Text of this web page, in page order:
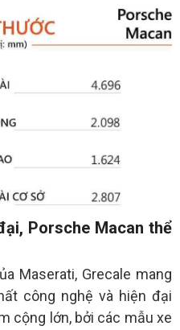
Porsche Macan thể
Maserati, Grecale mang
công nghệ và hiện đại
cộng lớn, bởi các mẫu xe